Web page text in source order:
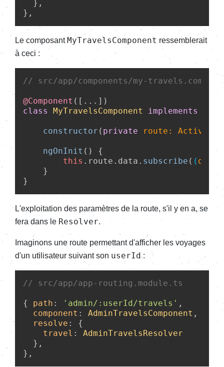
  },
Le composantMyTravelsComponent ressemblerait
à ceci :
// src/app/components/my-
@Component
class
MyTravelsComponent implements
constructor ( private route:
ngOnInit ( ) {
this . route . data . subscribe ( (
    }
L'exploitation des paramètres de la route, s'il y en a, se
fera dans le Resolver.
Imaginons une route permettant d'afficher les voyages
d'un utilisateur suivant son userId:
// src/app/app-routing.module.ts
{ path : 'admin/:userId/travels' ,
component : AdminTravelsComponent ,
resolve : {
travel : AdminTravelsResolver
  },